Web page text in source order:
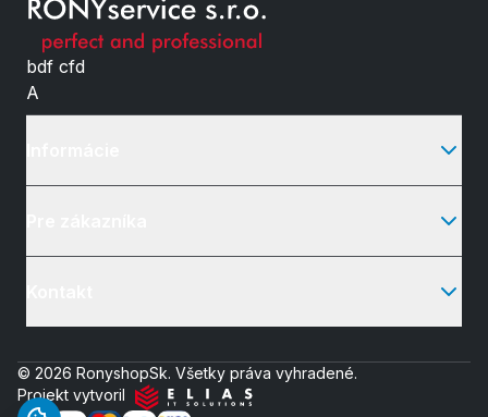
bdf cfd
A
© 2026 RonyshopSk. Všetky práva vyhradené.
Projekt vytvoril